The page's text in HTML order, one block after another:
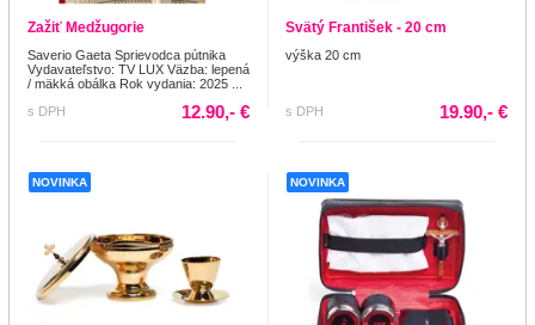
Zažiť Medžugorie
Saverio Gaeta Sprievodca pútnika
Vydavateľstvo: TV LUX Väzba: lepená
/ mäkká obálka Rok vydania: 2025 ...
s DPH
12.90,- €
Svätý František - 20 cm
výška 20 cm
s DPH 19.90,- €
NOVINKA NOVINKA